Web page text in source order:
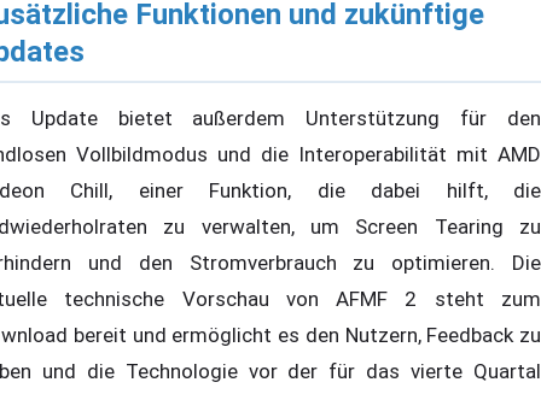
Funktionen und zukünftige
Update bietet außerdem Unterstützung für den
Vollbildmodus und die Interoperabilität mit AMD
Chill, einer Funktion, die dabei hilft, die
zu verwalten, um Screen Tearing zu
und den Stromverbrauch zu optimieren. Die
technische Vorschau von AFMF 2 steht zum
bereit und ermöglicht es den Nutzern, Feedback zu
und die Technologie vor der für das vierte Quartal